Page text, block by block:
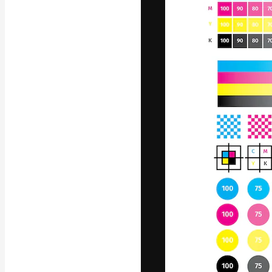
La plataforma
trabajo. Más
entre
estudios.
Español
Copyright © 2010-